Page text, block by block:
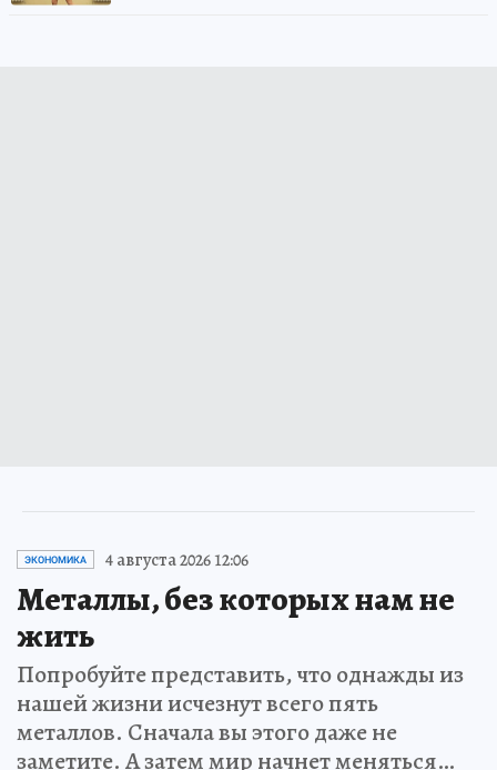
ЭКОНОМИКА 4 августа 2026 12:06
Металлы, без которых нам не
жить
Попробуйте представить, что однажды из
нашей жизни исчезнут всего пять
металлов. Сначала вы этого даже не
заметите. А затем мир начнет меняться…